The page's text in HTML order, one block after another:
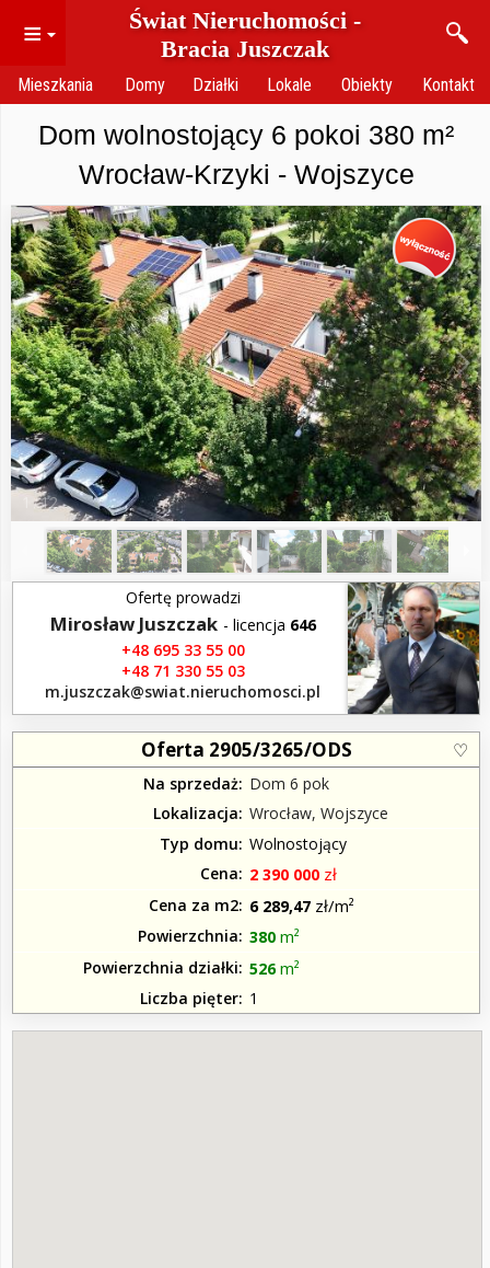
≡
Świat Nieruchomości -
Bracia Juszczak
Mieszkania Domy Działki Lokale Obiekty Kontakt
Dom wolnostojący 6 pokoi 380 m²
Wrocław-Krzyki - Wojszyce
/12
Ofertę prowadzi
Mirosław Juszczak - licencja 646
+48 695 33 55 00
+48 71 330 55 03
m.juszczak​@swiat.nieruchomosci.pl
Oferta 2905/3265/ODS
Na sprzedaż
Dom 6 pok
Lokalizacja Wrocław, Wojszyce
Typ domu Wolnostojący
Cena
2 390 000 zł
Cena za m2 6 289,47 zł/m²
Powierzchnia 380 m²
Powierzchnia działki 526m²
Liczba pięter 1